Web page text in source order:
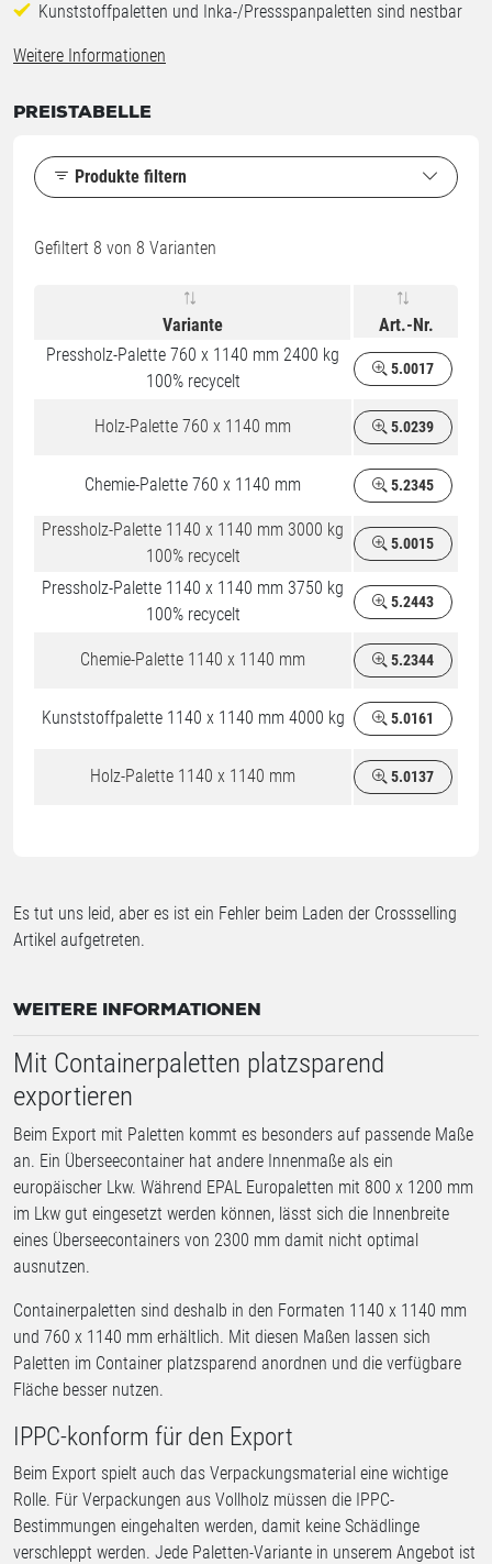
Kunststoffpaletten und Inka-/Pressspanpaletten sind nestbar
Weitere Informationen
PREISTABELLE
Produkte filtern
Gefiltert 8 von 8 Varianten
Variante
Art.-Nr.
Pressholz-Palette 760 x 1140 mm 2400 kg
100% recycelt
5.0017
Holz-Palette 760 x 1140 mm 5.0239
Chemie-Palette 760 x 1140 mm 5.2345
Pressholz-Palette 1140 x 1140 mm 3000 kg
100% recycelt
5.0015
Pressholz-Palette 1140 x 1140 mm 3750 kg
100% recycelt
5.2443
Chemie-Palette 1140 x 1140 mm 5.2344
Kunststoffpalette 1140 x 1140 mm 4000 kg 5.0161
Holz-Palette 1140 x 1140 mm 5.0137
Es tut uns leid, aber es ist ein Fehler beim Laden der Crossselling
Artikel aufgetreten.
WEITERE INFORMATIONEN
Mit Containerpaletten platzsparend
exportieren
Beim Export mit Paletten kommt es besonders auf passende Maße
an. Ein Überseecontainer hat andere Innenmaße als ein
europäischer Lkw. Während EPAL Europaletten mit 800 x 1200 mm
im Lkw gut eingesetzt werden können, lässt sich die Innenbreite
eines Überseecontainers von 2300 mm damit nicht optimal
ausnutzen.
Containerpaletten sind deshalb in den Formaten 1140 x 1140 mm
und 760 x 1140 mm erhältlich. Mit diesen Maßen lassen sich
Paletten im Container platzsparend anordnen und die verfügbare
Fläche besser nutzen.
IPPC-konform für den Export
Beim Export spielt auch das Verpackungsmaterial eine wichtige
Rolle. Für Verpackungen aus Vollholz müssen die IPPC-
Bestimmungen eingehalten werden, damit keine Schädlinge
verschleppt werden. Jede Paletten-Variante in unserem Angebot ist